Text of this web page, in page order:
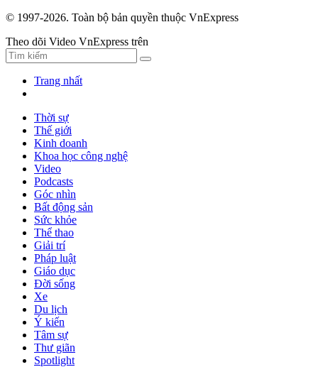
© 1997-2026. Toàn bộ bản quyền thuộc VnExpress
Theo dõi Video VnExpress trên
Trang nhất
Thời sự
Thế giới
Kinh doanh
Khoa học công nghệ
Video
Podcasts
Góc nhìn
Bất động sản
Sức khỏe
Thể thao
Giải trí
Pháp luật
Giáo dục
Đời sống
Xe
Du lịch
Ý kiến
Tâm sự
Thư giãn
Spotlight